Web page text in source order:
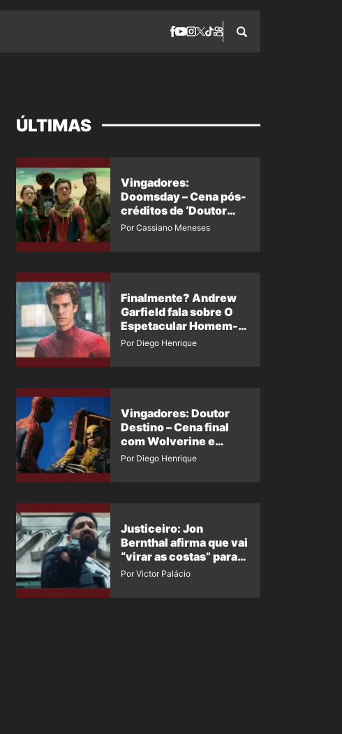
ÚLTIMAS
Vingadores:
Doomsday – Cena pós-
créditos de ‘Doutor
Destino’ é revelada
Por Cassiano Meneses
Finalmente? Andrew
Garfield fala sobre O
Espetacular Homem-
Aranha 3
Por Diego Henrique
Vingadores: Doutor
Destino – Cena final
com Wolverine e
Homem-Aranha de
Por Diego Henrique
Justiceiro: Jon
Bernthal afirma que vai
“virar as costas” para
os fãs
Por Victor Palácio